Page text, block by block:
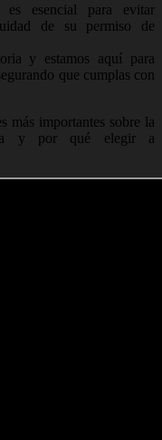
esencial para evitar
de su permiso de
y estamos aquí para
que cumplas con
más importantes sobre la
y por qué elegir a